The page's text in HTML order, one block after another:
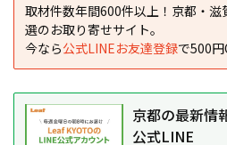
取材件数年間600件以上！京都・
選のお取り寄せサイト。
今なら公式LINEお友達登録で500
京都の最新情
公式LINE